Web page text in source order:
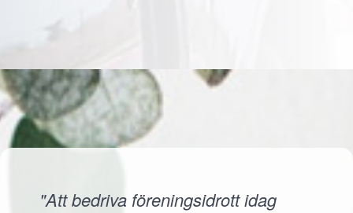
"Att bedriva föreningsidrott idag